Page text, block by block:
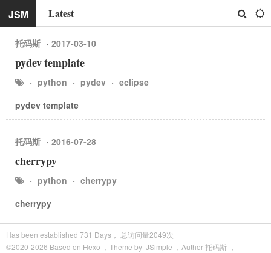
JSM Latest
托码斯 · 2017-03-10
pydev template
· python · pydev · eclipse
pydev template
托码斯 · 2016-07-28
cherrypy
· python · cherrypy
cherrypy
Has been established 731 Days， 总访问量2049次
©2020-2026 Based on Hexo ，Theme by JSimple ，Author托码斯